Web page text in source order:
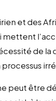
et des
de la
peut être